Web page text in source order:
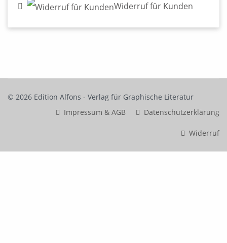
Widerruf für Kunden
© 2026 Edition Alfons - Verlag für Graphische Literatur
Impressum & AGB
Datenschutzerklärung
Widerruf